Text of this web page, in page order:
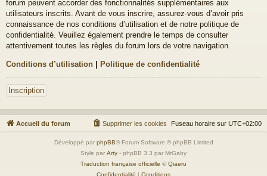
forum peuvent accorder des fonctionnalités supplémentaires aux
utilisateurs inscrits. Avant de vous inscrire, assurez-vous d’avoir pris
connaissance de nos conditions d’utilisation et de notre politique de
confidentialité. Veuillez également prendre le temps de consulter
attentivement toutes les règles du forum lors de votre navigation.
Conditions d’utilisation | Politique de confidentialité
Inscription
Accueil du forum Fuseau horaire sur UTC+02:00
Supprimer les cookies
Développé par phpBB® Forum Software © phpBB Limited
Style par Arty - phpBB 3.3 par MrGaby
Traduction française officielle © Qiaeru
Confidentialité | Conditions